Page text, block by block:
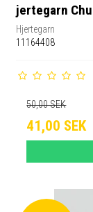
jertegarn
Hjertegarn
11164408
50,00 SEK
41,00 SEK